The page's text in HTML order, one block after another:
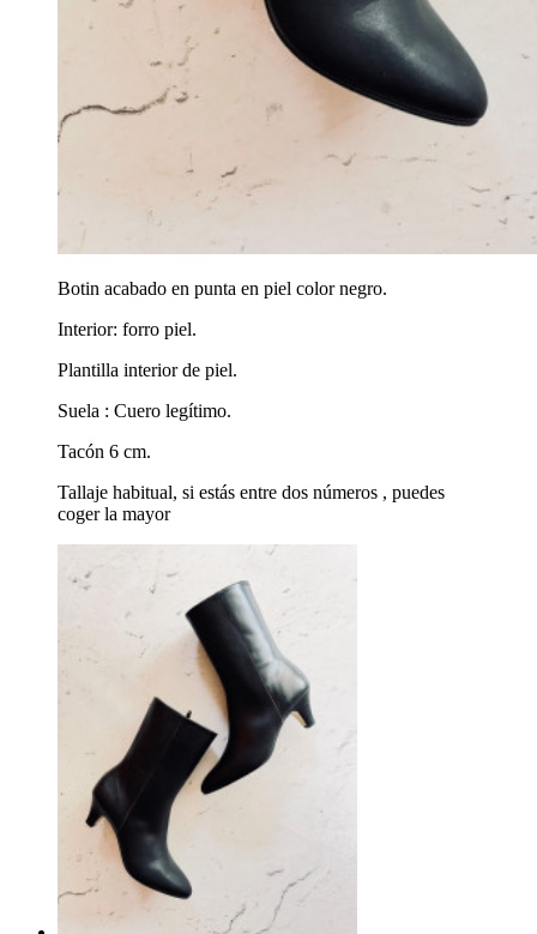
Botin acabado en punta en piel color negro.
Interior: forro piel.
Plantilla interior de piel.
Suela : Cuero legítimo.
Tacón 6 cm.
Tallaje habitual, si estás entre dos números , puedes
coger la mayor